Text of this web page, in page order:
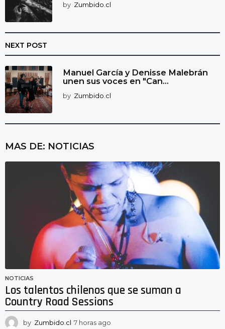
by Zumbido.cl
NEXT POST
Manuel García y Denisse Malebrán
unen sus voces en "Can...
by Zumbido.cl
MAS DE: NOTICIAS
NOTICIAS
Los talentos chilenos que se suman a
Country Road Sessions
by Zumbido.cl 7 horas ago